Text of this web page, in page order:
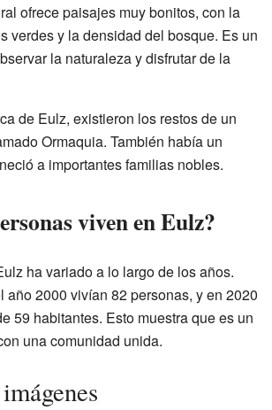
ofrece paisajes muy bonitos, con la
verdes y la densidad del bosque. Es un
la naturaleza y disfrutar de la
de Eulz, existieron los restos de un
Ormaquia. También había un
a importantes familias nobles.
viven en Eulz?
ha variado a lo largo de los años.
año 2000 vivían 82 personas, y en 2020
59 habitantes. Esto muestra que es un
una comunidad unida.